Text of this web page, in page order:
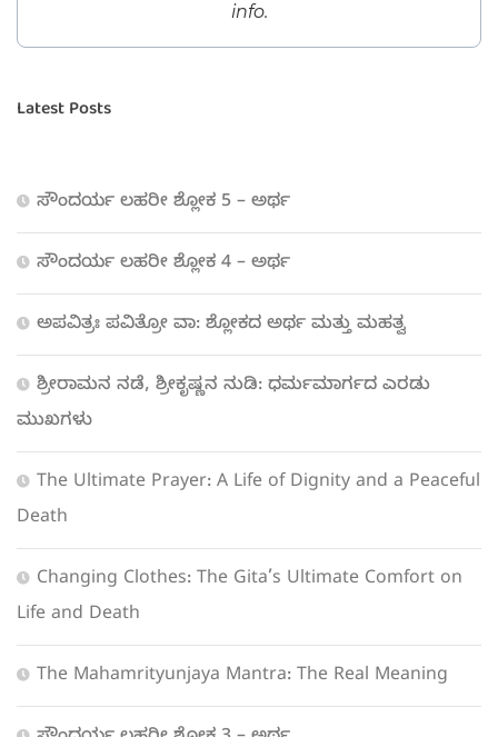
info.
Latest Posts
ಸೌಂದರ್ಯ ಲಹರೀ ಶ್ಲೋಕ 5 – ಅರ್ಥ
ಸೌಂದರ್ಯ ಲಹರೀ ಶ್ಲೋಕ 4 – ಅರ್ಥ
ಅಪವಿತ್ರಃ ಪವಿತ್ರೋ ವಾ: ಶ್ಲೋಕದ ಅರ್ಥ ಮತ್ತು ಮಹತ್ವ
ಶ್ರೀರಾಮನ ನಡೆ, ಶ್ರೀಕೃಷ್ಣನ ನುಡಿ: ಧರ್ಮಮಾರ್ಗದ ಎರಡು
ಮುಖಗಳು
The Ultimate Prayer: A Life of Dignity and a Peaceful
Death
Changing Clothes: The Gita’s Ultimate Comfort on
Life and Death
The Mahamrityunjaya Mantra: The Real Meaning